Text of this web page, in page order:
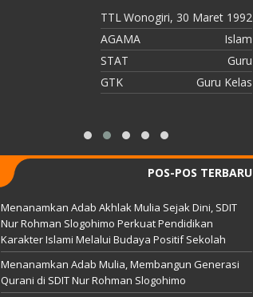
TTLWonogiri, 30 Maret 1992
AGAMA
Islam
STAT
Guru
GTK
Guru Kelas
POS-POS TERBARU
Menanamkan Adab Akhlak Mulia Sejak Dini, SDIT
Nur Rohman Slogohimo Perkuat Pendidikan
Karakter Islami Melalui Budaya Positif Sekolah
Menanamkan Adab Mulia, Membangun Generasi
Qurani di SDIT Nur Rohman Slogohimo